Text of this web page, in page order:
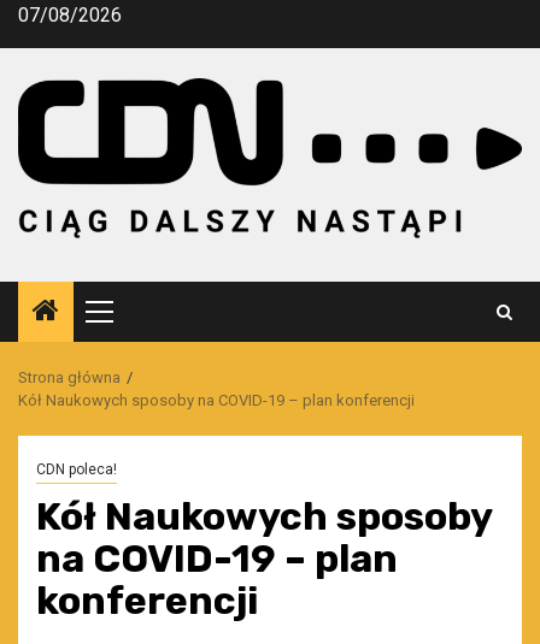
Przejdź
07/08/2026
Menu
główne
Strona główna
Kół Naukowych sposoby na COVID-19 – plan konferencji
CDN poleca!
Kół Naukowych sposoby
na COVID-19 – plan
konferencji